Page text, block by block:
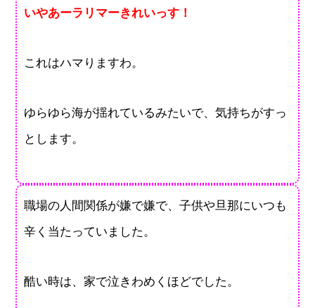
いやあーラリマーきれいっす！
これはハマりますわ。
ゆらゆら海が揺れているみたいで、気持ちがすっ
とします。
職場の人間関係が嫌で嫌で、子供や旦那にいつも
辛く当たっていました。
酷い時は、家で泣きわめくほどでした。